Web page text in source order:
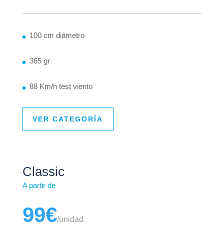
100 cm diámetro
365 gr
88 Km/h test viento
VER CATEGORÍA
Classic
A partir de
99€/unidad